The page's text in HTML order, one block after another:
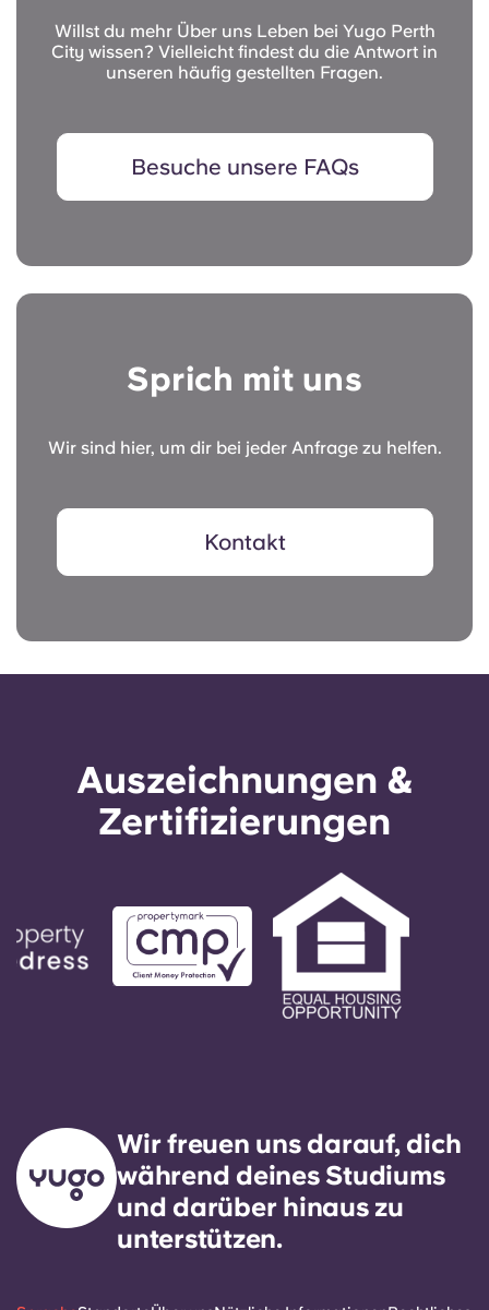
Willst du mehr Über uns Leben bei Yugo Perth
City wissen? Vielleicht findest du die Antwort in
unseren häufig gestellten Fragen.
Besuche unsere FAQs
Sprich mit uns
Wir sind hier, um dir bei jeder Anfrage zu helfen.
Kontakt
Auszeichnungen &
Zertifizierungen
Wir freuen uns darauf, dich
während deines Studiums
und darüber hinaus zu
unterstützen.